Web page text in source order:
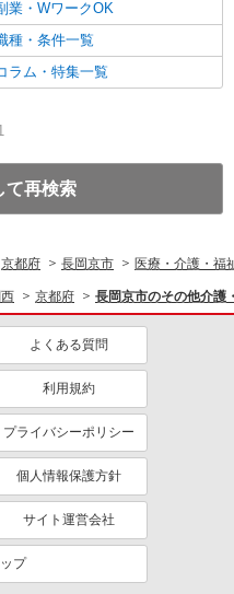
業・WワークOK
種・条件一覧
ラム・特集一覧
て再検索
京都府 長岡京市 医療・介護・福
京都府 長岡京市のその他介護
よくある質問
利用規約
プライバシーポリシー
個人情報保護方針
サイト運営会社
プ